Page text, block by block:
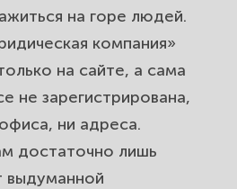
на горе людей.
компания»
на сайте, а сама
не зарегистрирована,
ни адреса.
достаточно лишь
выдуманной